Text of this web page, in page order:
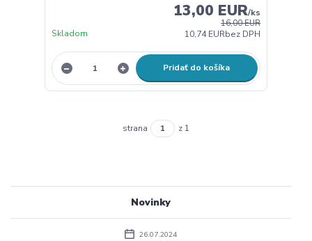
16,00 EUR
13,00 EUR/ks
10,74 EURbez DPH
Skladom
Pridať do košíka
strana z 1
Novinky
26.07.2024